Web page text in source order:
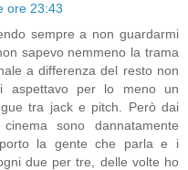
ore 23:43
sempre a non guardarmi
sapevo nemmeno la trama
a differenza del resto non
aspettavo per lo meno un
tra jack e pitch. Però dai
sono dannatamente
la gente che parla e i
due per tre, delle volte ho